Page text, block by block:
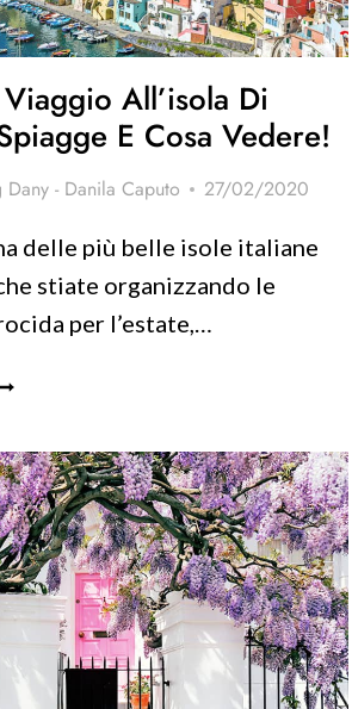
All’isola Di
E Cosa Vedere!
Dany - Danila Caputo 27/02/2020
delle più belle isole italiane
stiate organizzando le
per l’estate,…